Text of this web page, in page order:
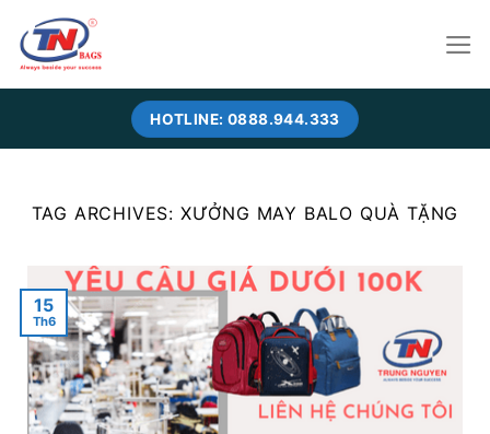
content
HOTLINE: 0888.944.333
TAG ARCHIVES: XƯỞNG MAY BALO QUÀ TẶNG
15
Th6